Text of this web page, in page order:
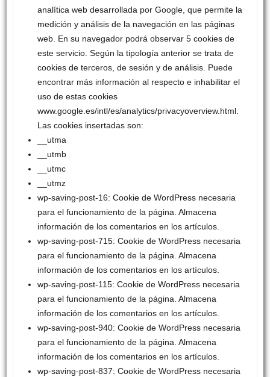
analítica web desarrollada por Google, que permite la
medición y análisis de la navegación en las páginas
web. En su navegador podrá observar 5 cookies de
este servicio. Según la tipología anterior se trata de
cookies de terceros, de sesión y de análisis. Puede
encontrar más información al respecto e inhabilitar el
uso de estas cookies
www.google.es/intl/es/analytics/privacyoverview.html.
Las cookies insertadas son:
__utma
__utmb
__utmc
__utmz
wp-saving-post-16: Cookie de WordPress necesaria
para el funcionamiento de la página. Almacena
información de los comentarios en los artículos.
wp-saving-post-715: Cookie de WordPress necesaria
para el funcionamiento de la página. Almacena
información de los comentarios en los artículos.
wp-saving-post-115: Cookie de WordPress necesaria
para el funcionamiento de la página. Almacena
información de los comentarios en los artículos.
wp-saving-post-940: Cookie de WordPress necesaria
para el funcionamiento de la página. Almacena
información de los comentarios en los artículos.
wp-saving-post-837: Cookie de WordPress necesaria